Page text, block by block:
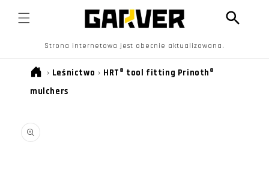
DO
TREŚCI
Strona internetowa jest obecnie aktualizowana.
› Leśnictwo › HRT® tool fitting Prinoth®
mulchers
INFORMACJI